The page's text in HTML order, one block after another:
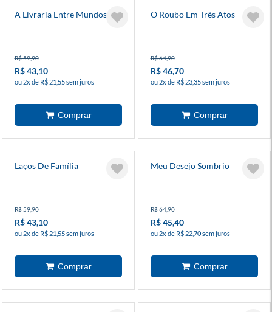
A Livraria Entre Mundos
R$ 59,90
R$ 43,10
ou 2x de R$ 21,55 sem juros
O Roubo Em Três Atos
R$ 64,90
R$ 46,70
ou 2x de R$ 23,35 sem juros
Laços De Família
R$ 59,90
R$ 43,10
ou 2x de R$ 21,55 sem juros
Meu Desejo Sombrio
R$ 64,90
R$ 45,40
ou 2x de R$ 22,70 sem juros